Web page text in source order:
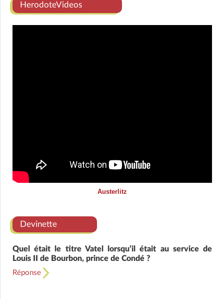
HerodoteVideos
Austerlitz
Devinette
Quel était le titre Vatel lorsqu’il était au service de
Louis II de Bourbon, prince de Condé ?
Réponse